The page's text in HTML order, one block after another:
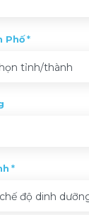
Phố
tỉnh/thành
độ dinh